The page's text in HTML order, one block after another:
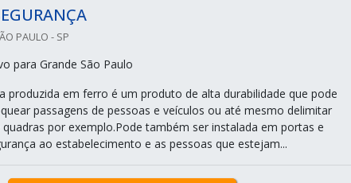
PAULO - SP
para Grande São Paulo
produzida em ferro é um produto de alta durabilidade que pode
passagens de pessoas e veículos ou até mesmo delimitar
por exemplo.Pode também ser instalada em portas e
ao estabelecimento e as pessoas que estejam...